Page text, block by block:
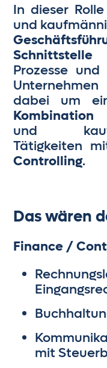
In dieser
und
Schnittstelle
Prozesse
dabei um
Kombination
und
Tätigkeiten
Controlling.
Das wären
Finance /
mit